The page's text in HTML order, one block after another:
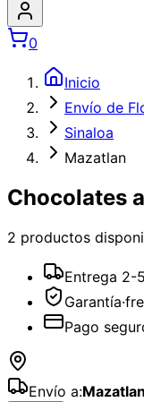
0
Inicio
Envío de
Sinaloa
Mazatlan
Chocolates
2 productos
Entrega 2-
Garantía·
Pago
Envío a:Mazatlan